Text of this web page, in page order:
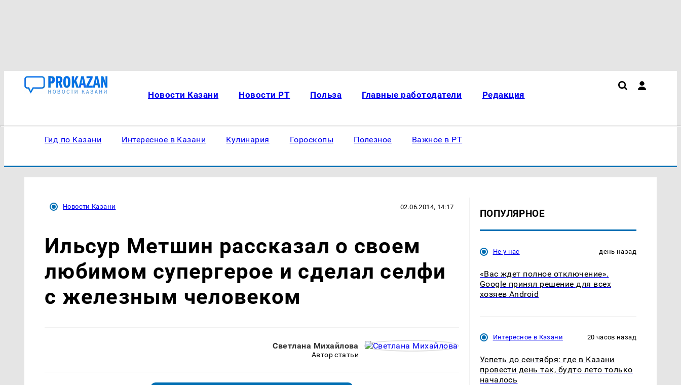
Новости Казани Новости РТ Польза Главные работодатели Редакция
Гид по Казани Интересное в Казани Кулинария Гороскопы Полезное Важное в РТ
Новости Казани 02.06.2014, 14:17
Ильсур Метшин рассказал о своем
любимом супергерое и сделал селфи
с железным человеком
Светлана Михайлова
Автор статьи
ПОПУЛЯРНОЕ
Не у нас день назад
«Вас ждет полное отключение».
Google принял решение для всех
хозяев Android
Интересное в Казани 20 часов назад
Успеть до сентября: где в Казани
провести день так, будто лето только
началось